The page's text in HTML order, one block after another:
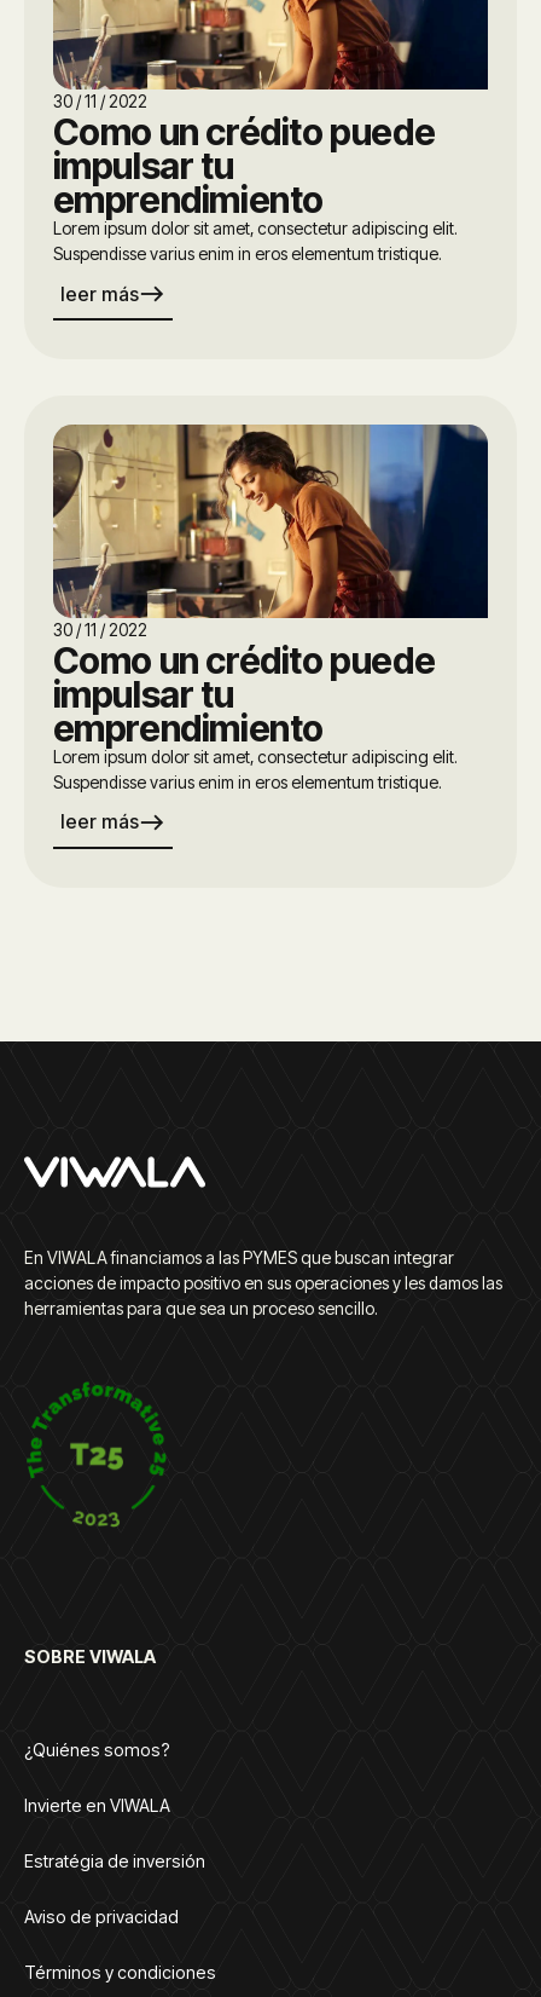
30 / 11 / 2022
Como un crédito puede
impulsar tu
emprendimiento
Lorem ipsum dolor sit amet, consectetur adipiscing elit.
Suspendisse varius enim in eros elementum tristique.
leer máseast
30 / 11 / 2022
Como un crédito puede
impulsar tu
emprendimiento
Lorem ipsum dolor sit amet, consectetur adipiscing elit.
Suspendisse varius enim in eros elementum tristique.
leer máseast
En VIWALA financiamos a las PYMES que buscan integrar
acciones de impacto positivo en sus operaciones y les damos las
herramientas para que sea un proceso sencillo.
SOBRE VIWALA
¿Quiénes somos?
Invierte en VIWALA
Estratégia de inversión
Aviso de privacidad
Términos y condiciones